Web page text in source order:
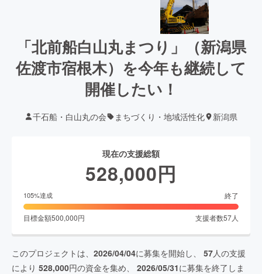
「北前船白山丸まつり」（新潟県
佐渡市宿根木）を今年も継続して
開催したい！
千石船・白山丸の会 まちづくり・地域活性化 新潟県
現在の支援総額
528,000円
105%達成 終了
目標金額500,000円 支援者数57人
このプロジェクトは、 2026/04/04に募集を開始し、 57人の支援
により 528,000円の資金を集め、 2026/05/31に募集を終了しま